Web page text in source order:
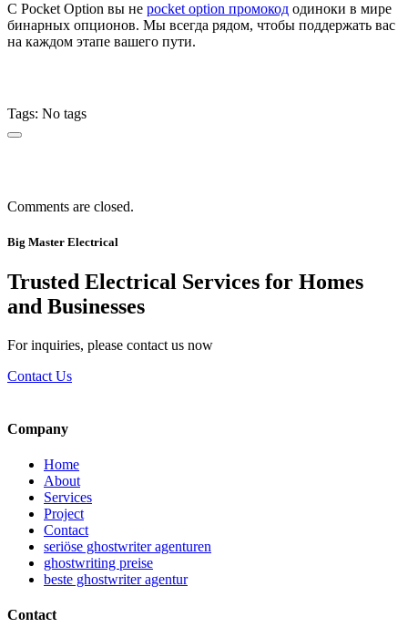
С Pocket Option вы не pocket option промокод одиноки в мире
бинарных опционов. Мы всегда рядом, чтобы поддержать вас
на каждом этапе вашего пути.
Tags: No tags
Comments are closed.
Big Master Electrical
Trusted Electrical Services for Homes
and Businesses
For inquiries, please contact us now
Contact Us
Company
Home
About
Services
Project
Contact
seriöse ghostwriter agenturen
ghostwriting preise
beste ghostwriter agentur
Contact